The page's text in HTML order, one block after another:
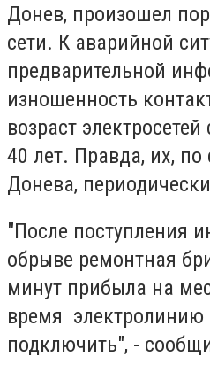
Донев, произошел
сети. К аварийной
предварительной
изношенность
возраст
40 лет. Правда, их,
Донева,
"После поступления
обрыве ремонтная
минут прибыла на
время
подключить", -